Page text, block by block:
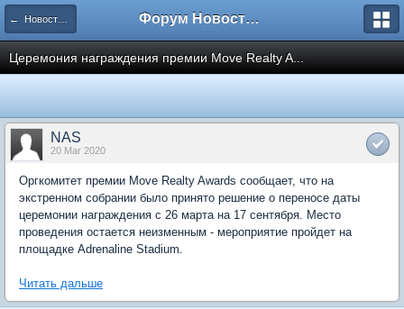
← Новости рынка недвижимости Форум Новостройки
Церемония награждения премии Move Realty A...
NAS
20 Mar 2020
Оргкомитет премии Move Realty Awards сообщает, что на
экстренном собрании было принято решение о переносе даты
церемонии награждения c 26 марта на 17 сентября. Место
проведения остается неизменным - мероприятие пройдет на
площадке Adrenaline Stadium.
Читать дальше